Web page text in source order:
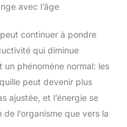
avec l’âge
continuer à pondre
qui diminue
phénomène normal: les
peut devenir plus
ajustée, et l’énergie se
l’organisme que vers la